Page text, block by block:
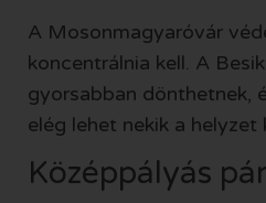
A Mosonmagyaróvár
koncentrálnia kell. A
gyorsabban dönthetnek,
elég lehet nekik a helyzet
Középpályás